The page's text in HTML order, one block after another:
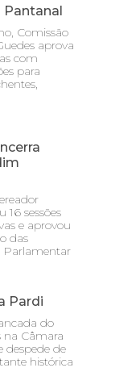
Pantanal
Comissão
aprova
com
para
16 sessões
e aprovou
das
Parlamentar
Pardi
do
na Câmara
despede de
histórica